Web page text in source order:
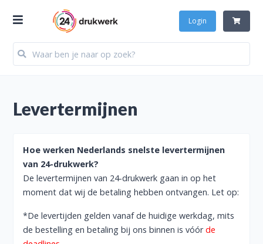
Login
Levertermijnen
Hoe werken Nederlands snelste levertermijnen
van 24-drukwerk?
De levertermijnen van 24-drukwerk gaan in op het
moment dat wij de betaling hebben ontvangen. Let op:
*De levertijden gelden vanaf de huidige werkdag, mits
de bestelling en betaling bij ons binnen is vóórde